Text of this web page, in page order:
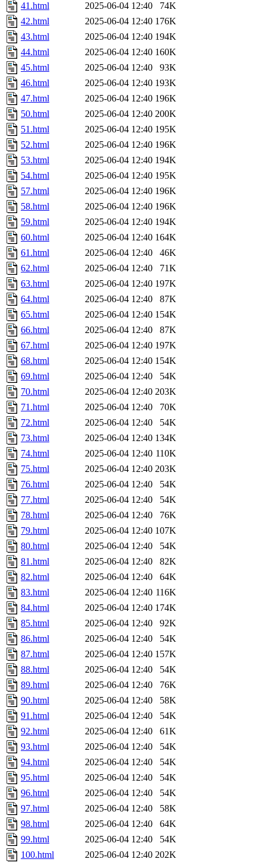
41.html
2025-06-04 12:40
74K
42.html
2025-06-04 12:40 176K
43.html
2025-06-04 12:40 194K
44.html
2025-06-04 12:40 160K
45.html
2025-06-04 12:40
93K
46.html
2025-06-04 12:40 193K
47.html
2025-06-04 12:40 196K
50.html
2025-06-04 12:40 200K
51.html
2025-06-04 12:40 195K
52.html
2025-06-04 12:40 196K
53.html
2025-06-04 12:40 194K
54.html
2025-06-04 12:40 195K
57.html
2025-06-04 12:40 196K
58.html
2025-06-04 12:40 196K
59.html
2025-06-04 12:40 194K
60.html
2025-06-04 12:40 164K
61.html
2025-06-04 12:40
46K
62.html
2025-06-04 12:40
71K
63.html
2025-06-04 12:40 197K
64.html
2025-06-04 12:40
87K
65.html
2025-06-04 12:40 154K
66.html
2025-06-04 12:40
87K
67.html
2025-06-04 12:40 197K
68.html
2025-06-04 12:40 154K
69.html
2025-06-04 12:40
54K
70.html
2025-06-04 12:40 203K
71.html
2025-06-04 12:40
70K
72.html
2025-06-04 12:40
54K
73.html
2025-06-04 12:40 134K
74.html
2025-06-04 12:40 110K
75.html
2025-06-04 12:40 203K
76.html
2025-06-04 12:40
54K
77.html
2025-06-04 12:40
54K
78.html
2025-06-04 12:40
76K
79.html
2025-06-04 12:40 107K
80.html
2025-06-04 12:40
54K
81.html
2025-06-04 12:40
82K
82.html
2025-06-04 12:40
64K
83.html
2025-06-04 12:40 116K
84.html
2025-06-04 12:40 174K
85.html
2025-06-04 12:40
92K
86.html
2025-06-04 12:40
54K
87.html
2025-06-04 12:40 157K
88.html
2025-06-04 12:40
54K
89.html
2025-06-04 12:40
76K
90.html
2025-06-04 12:40
58K
91.html
2025-06-04 12:40
54K
92.html
2025-06-04 12:40
61K
93.html
2025-06-04 12:40
54K
94.html
2025-06-04 12:40
54K
95.html
2025-06-04 12:40
54K
96.html
2025-06-04 12:40
54K
97.html
2025-06-04 12:40
58K
98.html
2025-06-04 12:40
64K
99.html
2025-06-04 12:40
54K
100.html
2025-06-04 12:40 202K